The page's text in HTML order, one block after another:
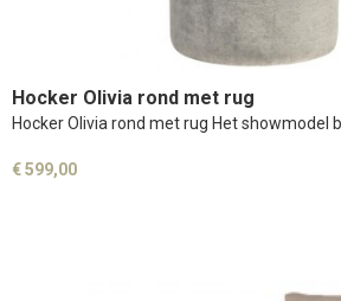
Hocker Olivia rond met rug
Hocker Olivia rond met rug Het showmodel
€ 599,00